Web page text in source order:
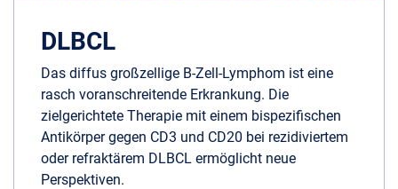
DLBCL
Das diffus großzellige B-Zell-Lymphom ist eine
rasch voranschreitende Erkrankung. Die
zielgerichtete Therapie mit einem bispezifischen
Antikörper gegen CD3 und CD20 bei rezidiviertem
oder refraktärem DLBCL ermöglicht neue
Perspektiven.